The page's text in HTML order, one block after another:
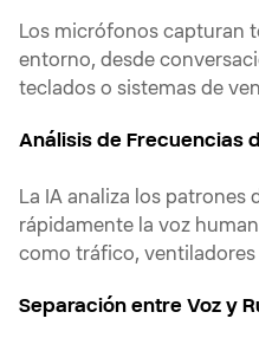
Los micrófonos capturan
entorno, desde
teclados o sistemas de
Análisis de Frecuencias
La IA analiza los patrones
rápidamente la voz
como tráfico, ventiladores
Separación entre Voz y